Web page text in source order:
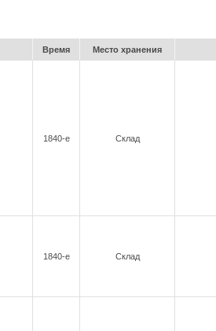
Время Место хранения
1840-е Склад
1840-е Склад